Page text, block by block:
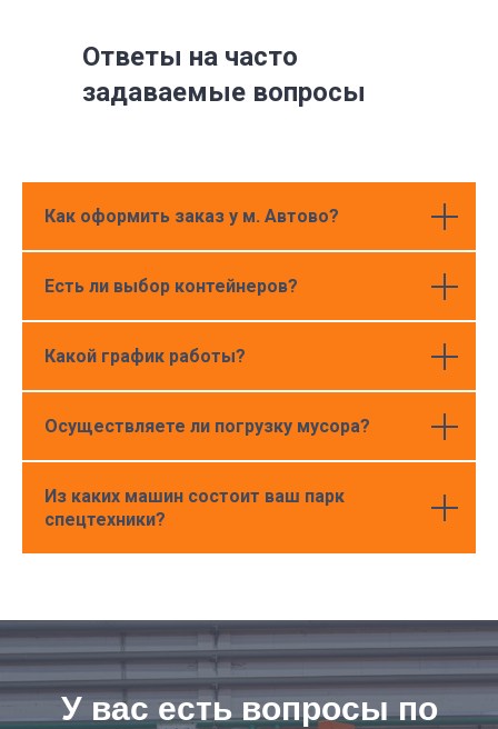
Ответы на часто
задаваемые вопросы
Как оформить заказ у м. Автово?
Есть ли выбор контейнеров?
Какой график работы?
Осуществляете ли погрузку мусора?
Из каких машин состоит ваш парк
спецтехники?
У вас есть вопросы по